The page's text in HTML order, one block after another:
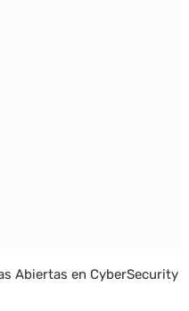
Abiertas en CyberSecurity